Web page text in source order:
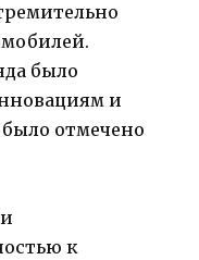
было
и
было отмечено
к